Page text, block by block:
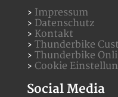
Impressum
Datenschutz
Kontakt
Thunderbike
Thunderbike
Cookie
Social Media